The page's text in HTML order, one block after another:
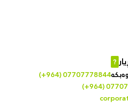
?
(+964) 07707778844
(+964)